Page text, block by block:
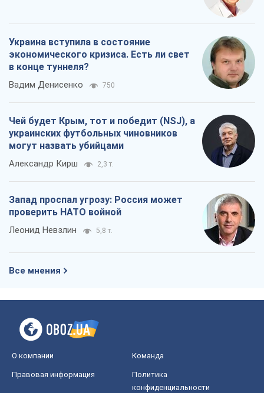
Украина вступила в состояние
экономического кризиса. Есть ли свет
в конце туннеля?
Вадим Денисенко 750
Чей будет Крым, тот и победит (NSJ), а
украинских футбольных чиновников
могут назвать убийцами
Александр Кирш 2,3 т.
Запад проспал угрозу: Россия может
проверить НАТО войной
Леонид Невзлин 5,8 т.
Все мнения
О компании Команда
Правовая информация
Политика
конфиденциальности